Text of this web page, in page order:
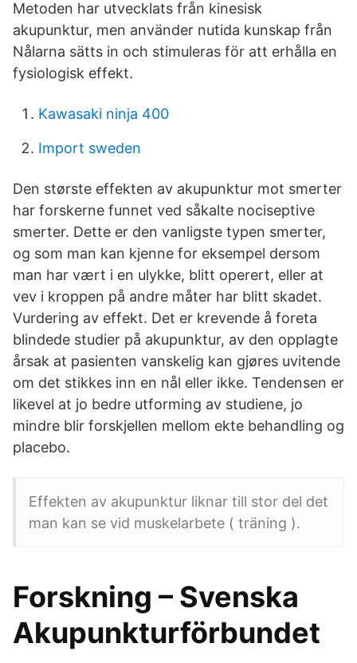
Metoden har utvecklats från kinesisk
akupunktur, men använder nutida kunskap från
Nålarna sätts in och stimuleras för att erhålla en
fysiologisk effekt.
Kawasaki ninja 400
Import sweden
Den største effekten av akupunktur mot smerter
har forskerne funnet ved såkalte nociseptive
smerter. Dette er den vanligste typen smerter,
og som man kan kjenne for eksempel dersom
man har vært i en ulykke, blitt operert, eller at
vev i kroppen på andre måter har blitt skadet.
Vurdering av effekt. Det er krevende å foreta
blindede studier på akupunktur, av den opplagte
årsak at pasienten vanskelig kan gjøres uvitende
om det stikkes inn en nål eller ikke. Tendensen er
likevel at jo bedre utforming av studiene, jo
mindre blir forskjellen mellom ekte behandling og
placebo.
Effekten av akupunktur liknar till stor del det
man kan se vid muskelarbete ( träning ).
Forskning – Svenska
Akupunkturförbundet